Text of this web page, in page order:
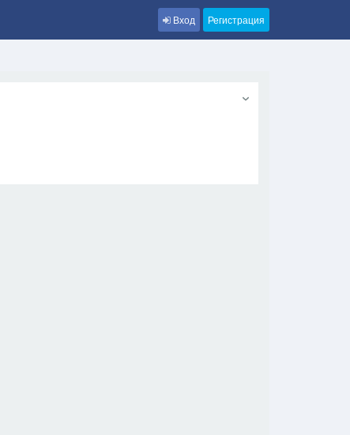
Вход Регистрация